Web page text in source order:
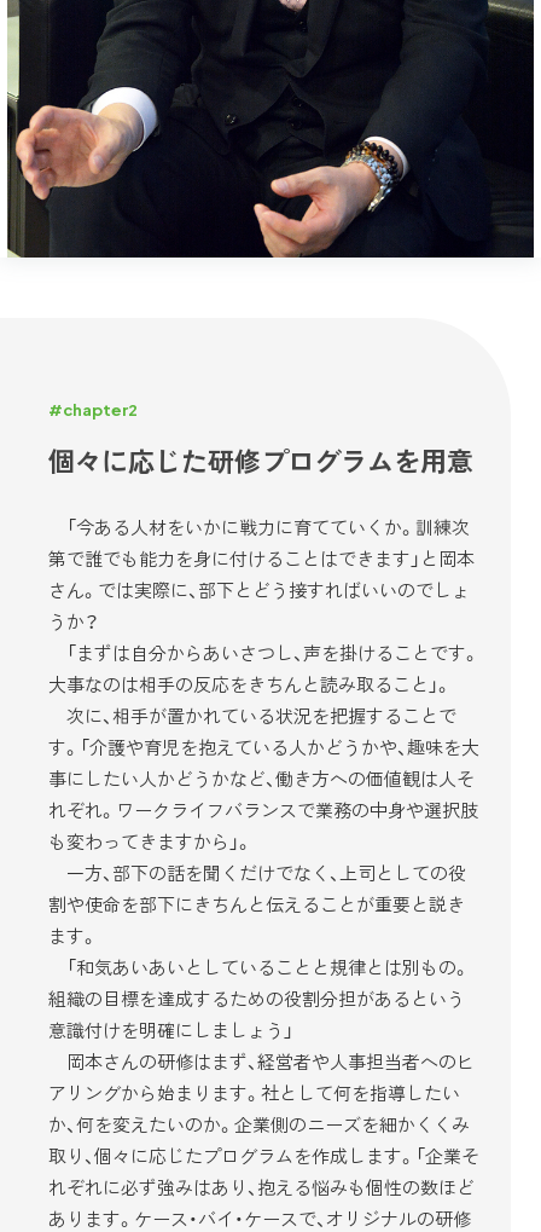
#chapter2
個々に応じた研修プログラムを用意
「今ある人材をいかに戦力に育てていくか。訓練次
第で誰でも能力を身に付けることはできます」と岡本
さん。では実際に、部下とどう接すればいいのでしょ
うか？
「まずは自分からあいさつし、声を掛けることです。
大事なのは相手の反応をきちんと読み取ること」。
次に、相手が置かれている状況を把握することで
す。「介護や育児を抱えている人かどうかや、趣味を大
事にしたい人かどうかなど、働き方への価値観は人そ
れぞれ。ワークライフバランスで業務の中身や選択肢
も変わってきますから」。
一方、部下の話を聞くだけでなく、上司としての役
割や使命を部下にきちんと伝えることが重要と説き
ます。
「和気あいあいとしていることと規律とは別もの。
組織の目標を達成するための役割分担があるという
意識付けを明確にしましょう」
岡本さんの研修はまず、経営者や人事担当者へのヒ
アリングから始まります。社として何を指導したい
か、何を変えたいのか。企業側のニーズを細かくくみ
取り、個々に応じたプログラムを作成します。「企業そ
れぞれに必ず強みはあり、抱える悩みも個性の数ほど
あります。ケース・バイ・ケースで、オリジナルの研修